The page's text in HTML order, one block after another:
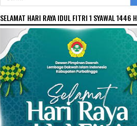
SELAMAT HARI RAYA IDUL FITRI 1 SYAWAL 1446 H